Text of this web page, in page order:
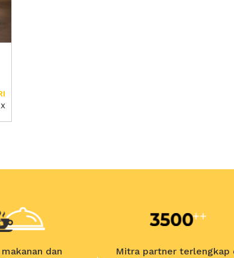
makanan dan
Mitra partner terlengkap